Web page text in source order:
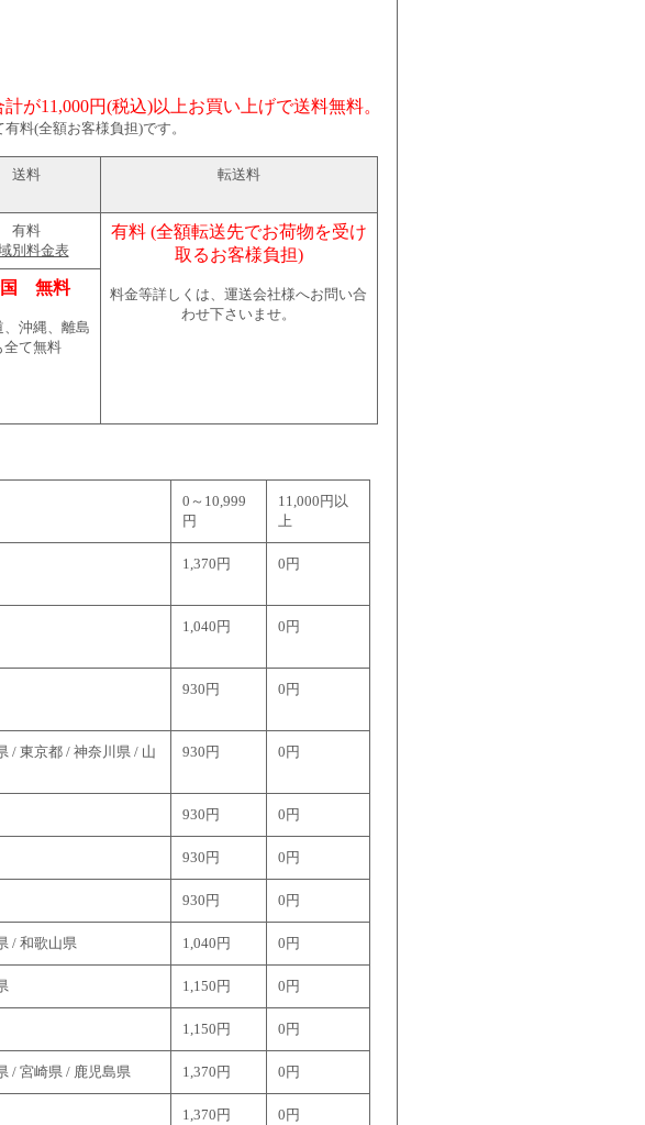
が11,000円(税込)以上お買い上げで送料無料。
料(全額お客様負担)です。
送料 転送料
有料
別料金表
有料 (全額転送先でお荷物を受け
取るお客様負担)
料金等詳しくは、運送会社様へお問い合
わせ下さいませ。
無料
、沖縄、離島
全て無料
0～10,999
円
11,000円以
上
1,370円 0円
1,040円 0円
930円 0円
/ 東京都 / 神奈川県 / 山
930円 0円
930円 0円
930円 0円
930円 0円
/ 和歌山県 1,040円 0円
1,150円 0円
1,150円 0円
/ 宮崎県 / 鹿児島県 1,370円 0円
1,370円 0円